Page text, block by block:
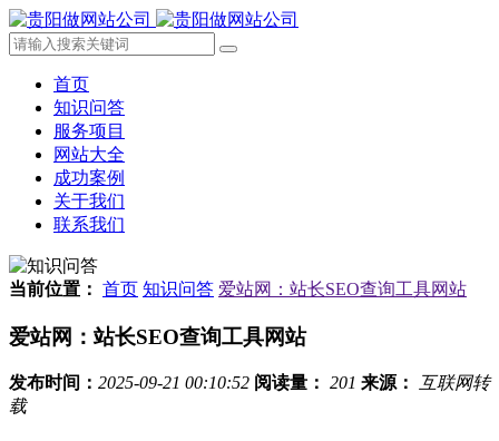
首页
知识问答
服务项目
网站大全
成功案例
关于我们
联系我们
当前位置： 首页 知识问答 爱站网：站长SEO查询工具网站
爱站网：站长SEO查询工具网站
发布时间： 2025-09-21 00:10:52 阅读量： 201 来源： 互联网转
载